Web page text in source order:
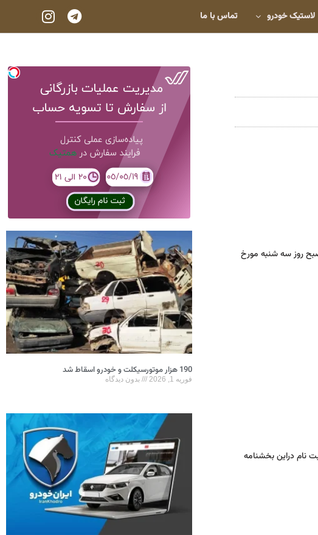
لاستیک خودرو تماس با ما
مشتریان محترم و نمایندگی هاي مجاز شرکت ایران خودرو می رسـاند شرایط پـیش فـروش محصولات این شرکت از ساعت 11 صبح روز سه شنبه مورخ
ثبت نام دراین بخشنامه
190 هزار موتورسیکلت و خودرو اسقاط شد
فوریه 1, 2026 بدون دیدگاه